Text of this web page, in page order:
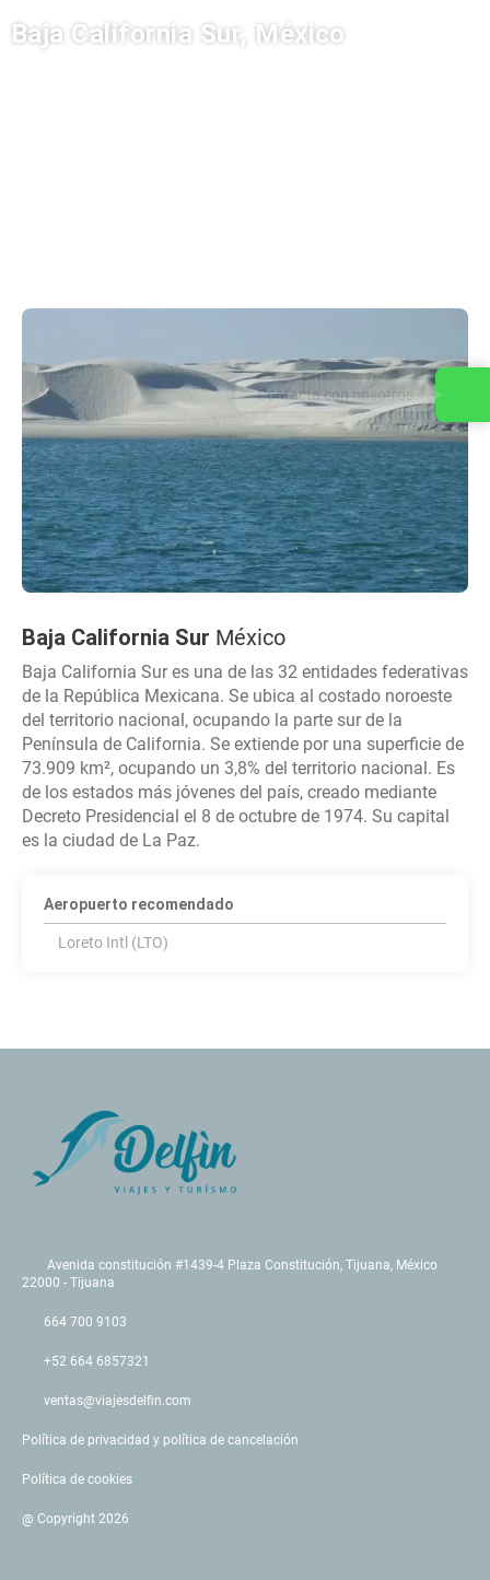
Baja California Sur, México
Baja California Sur México
Baja California Sur es una de las 32 entidades federativas
de la República Mexicana. Se ubica al costado noroeste
del territorio nacional, ocupando la parte sur de la
Península de California. Se extiende por una superficie de
73.909 km², ocupando un 3,8% del territorio nacional. Es
de los estados más jóvenes del país, creado mediante
Decreto Presidencial el 8 de octubre de 1974. Su capital
es la ciudad de La Paz.
Aeropuerto recomendado
Loreto Intl (LTO)
Avenida constitución #1439-4 Plaza Constitución, Tijuana, México
22000 - Tijuana
664 700 9103
+52 664 6857321
ventas@viajesdelfin.com
Política de privacidad y política de cancelación
Política de cookies
@ Copyright 2026
Contacta con nosotros